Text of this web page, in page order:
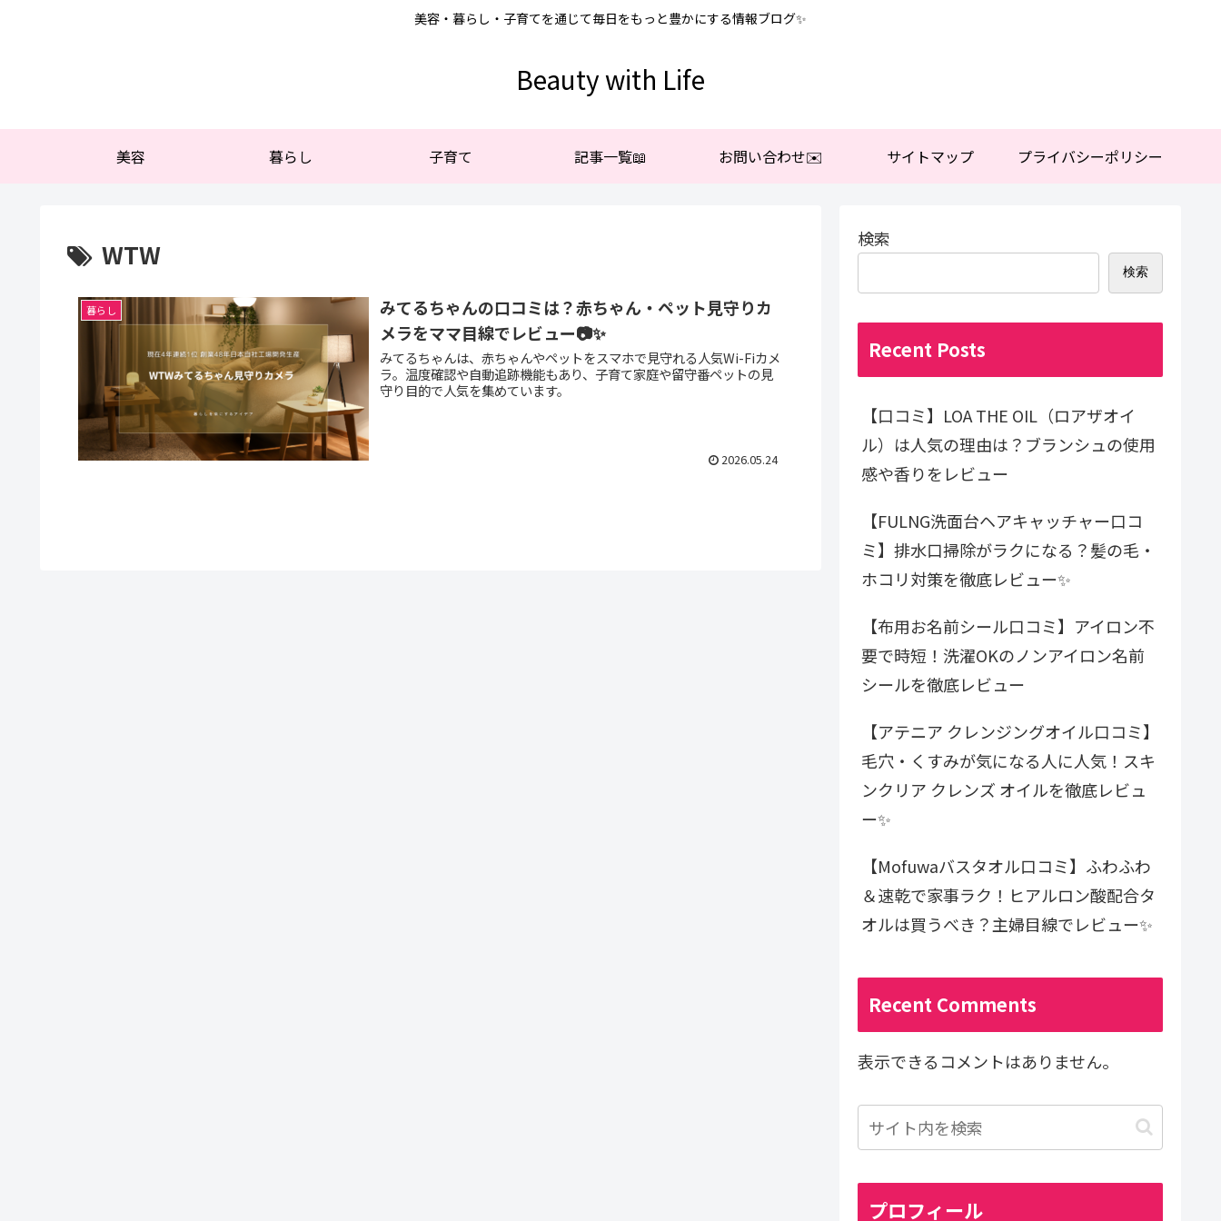
美容・暮らし・子育てを通じて毎日をもっと豊かにする情報ブログ✨
Beauty with Life
美容 暮らし 子育て 記事一覧📖 お問い合わせ✉️ サイトマップ プライバシーポリシー
WTW
暮らし
みてるちゃんの口コミは？赤ちゃん・ペット見守りカ
メラをママ目線でレビュー📷✨
みてるちゃんは、赤ちゃんやペットをスマホで見守れる人気Wi-Fiカメ
ラ。温度確認や自動追跡機能もあり、子育て家庭や留守番ペットの見
守り目的で人気を集めています。
2026.05.24
検索
検索
Recent Posts
【口コミ】LOA THE OIL（ロアザオイ
ル）は人気の理由は？ブランシュの使用
感や香りをレビュー
【FULNG洗面台ヘアキャッチャー口コ
ミ】排水口掃除がラクになる？髪の毛・
ホコリ対策を徹底レビュー✨
【布用お名前シール口コミ】アイロン不
要で時短！洗濯OKのノンアイロン名前
シールを徹底レビュー
【アテニア クレンジングオイル口コミ】
毛穴・くすみが気になる人に人気！スキ
ンクリア クレンズ オイルを徹底レビュ
ー✨
【Mofuwaバスタオル口コミ】ふわふわ
＆速乾で家事ラク！ヒアルロン酸配合タ
オルは買うべき？主婦目線でレビュー✨
Recent Comments
表示できるコメントはありません。
プロフィール